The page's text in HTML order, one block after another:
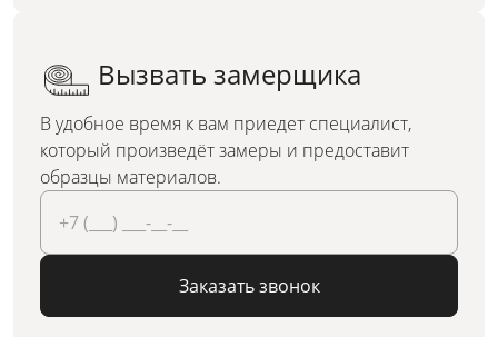
Вызвать замерщика
В удобное время к вам приедет специалист,
который произведёт замеры и предоставит
образцы материалов.
Заказать звонок